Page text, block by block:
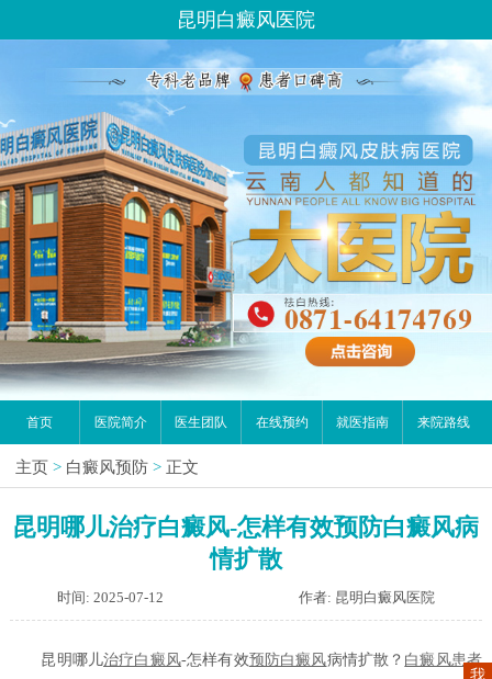
昆明白癜风医院
首页 医院简介 医生团队 在线预约 就医指南 来院路线
主页 > 白癜风预防 > 正文
昆明哪儿治疗白癜风-怎样有效预防白癜风病
情扩散
时间: 2025-07-12 作者: 昆明白癜风医院
昆明哪儿治疗白癜风-怎样有效预防白癜风病情扩散？ 白癜风患者
我
请问你是有白斑、白癜风问题吗？